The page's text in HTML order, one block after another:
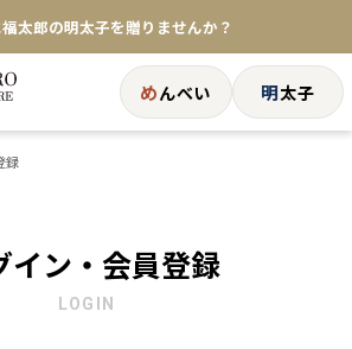
太郎の明太子を贈りませんか？
い25周年記念商品が登場★
したい方へ】ポストイン！めんべい
めんべい 明太子
録
イン・会員登録
LOGIN